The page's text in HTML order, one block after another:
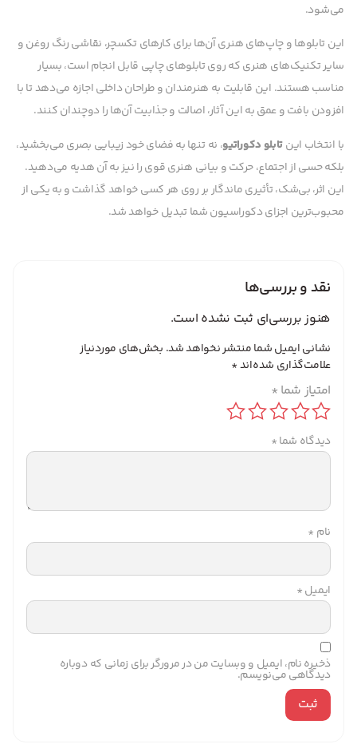
می‌شود.
این تابلوها و چاپ‌های هنری آن‌ها برای کارهای تکسچر، نقاشی رنگ روغن و
سایر تکنیک‌های هنری که روی تابلوهای چاپی قابل انجام است، بسیار
مناسب هستند. این قابلیت به هنرمندان و طراحان داخلی اجازه می‌دهد تا با
افزودن بافت و عمق به این آثار، اصالت و جذابیت آن‌ها را دوچندان کنند.
با انتخاب اینتابلو دکوراتیو، نه تنها به فضای خود زیبایی بصری می‌بخشید،
بلکه حسی از اجتماع، حرکت و بیانی هنری قوی را نیز به آن هدیه می‌دهید.
این اثر، بی‌شک، تأثیری ماندگار بر روی هر کسی خواهد گذاشت و به یکی از
محبوب‌ترین اجزای دکوراسیون شما تبدیل خواهد شد.
نقد و بررسی‌ها
هنوز بررسی‌ای ثبت نشده است.
نشانی ایمیل شما منتشر نخواهد شد. بخش‌های موردنیاز
علامت‌گذاری شده‌اند*
امتیاز شما *
دیدگاه شما*
نام *
ایمیل*
ذخیره نام، ایمیل و وبسایت من در مرورگر برای زمانی که دوباره
دیدگاهی می‌نویسم.